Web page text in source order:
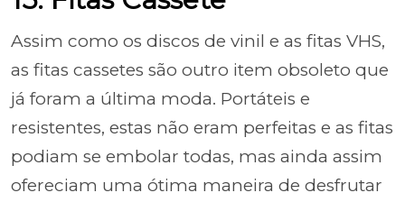
Assim como os discos de vinil e as fitas VHS,
as fitas cassetes são outro item obsoleto que
já foram a última moda. Portáteis e
resistentes, estas não eram perfeitas e as fitas
podiam se embolar todas, mas ainda assim
ofereciam uma ótima maneira de desfrutar